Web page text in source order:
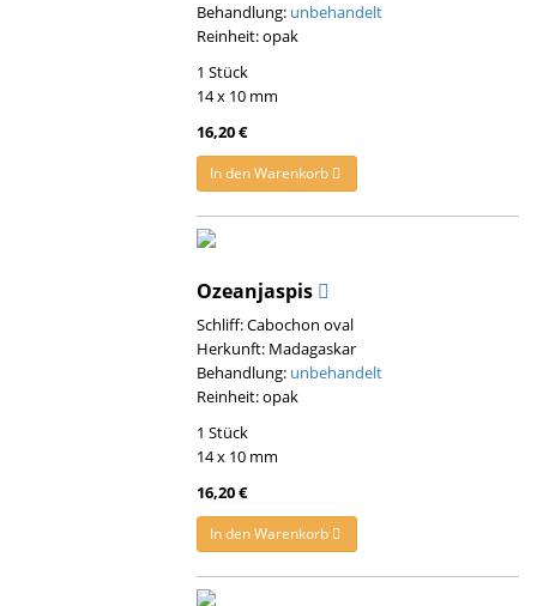
Behandlung: unbehandelt
Reinheit: opak
1 Stück
14 x 10 mm
16,20 €
In den Warenkorb
Ozeanjaspis
Schliff: Cabochon oval
Herkunft: Madagaskar
Behandlung: unbehandelt
Reinheit: opak
1 Stück
14 x 10 mm
16,20 €
In den Warenkorb